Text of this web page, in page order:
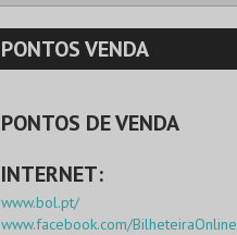
PONTOS VENDA
PONTOS DE VENDA
INTERNET:
www.bol.pt/
www.facebook.com/BilheteiraOnline